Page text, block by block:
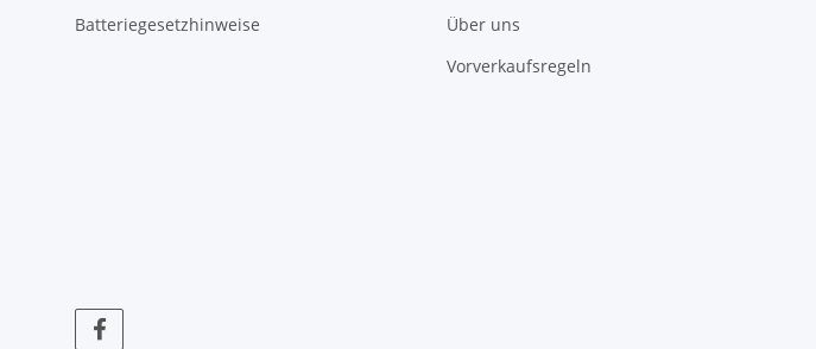
Batteriegesetzhinweise
Über uns
Vorverkaufsregeln